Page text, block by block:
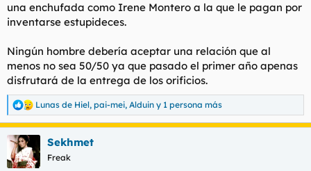
una enchufada como Irene Montero a la que le pagan por
inventarse estupideces.
Ningún hombre debería aceptar una relación que al
menos no sea 50/50 ya que pasado el primer año apenas
disfrutará de la entrega de los orificios.
R
e
a
c
c
i
Lunas de Hiel, pai-mei, Alduin y 1 persona más
Sekhmet
Freak